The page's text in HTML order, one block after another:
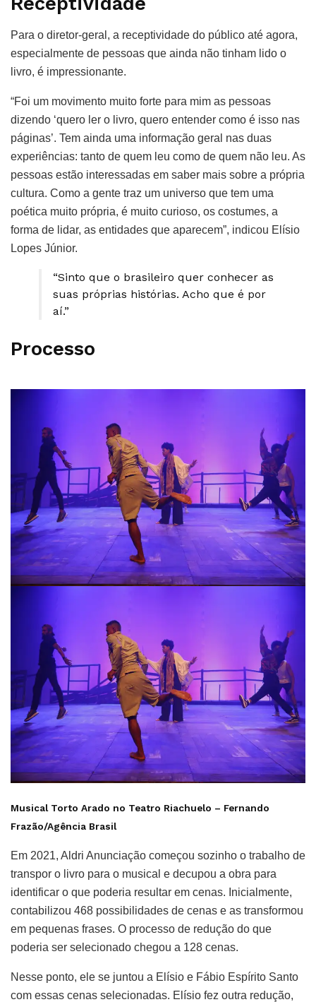
Para o diretor-geral, a receptividade do público até agora,
especialmente de pessoas que ainda não tinham lido o
livro, é impressionante.
“Foi um movimento muito forte para mim as pessoas
dizendo ‘quero ler o livro, quero entender como é isso nas
páginas’. Tem ainda uma informação geral nas duas
experiências: tanto de quem leu como de quem não leu. As
pessoas estão interessadas em saber mais sobre a própria
cultura. Como a gente traz um universo que tem uma
poética muito própria, é muito curioso, os costumes, a
forma de lidar, as entidades que aparecem”, indicou Elísio
Lopes Júnior.
“Sinto que o brasileiro quer conhecer as
suas próprias histórias. Acho que é por
aí.”
Processo
Musical Torto Arado no Teatro Riachuelo – Fernando
Frazão/Agência Brasil
Em 2021, Aldri Anunciação começou sozinho o trabalho de
transpor o livro para o musical e decupou a obra para
identificar o que poderia resultar em cenas. Inicialmente,
contabilizou 468 possibilidades de cenas e as transformou
em pequenas frases. O processo de redução do que
poderia ser selecionado chegou a 128 cenas.
Nesse ponto, ele se juntou a Elísio e Fábio Espírito Santo
com essas cenas selecionadas. Elísio fez outra redução,